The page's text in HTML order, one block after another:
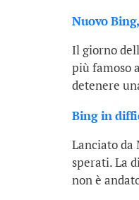
Nuovo Bing,
Il giorno
più famoso
detenere
Bing in
Lanciato da
sperati. La
non è